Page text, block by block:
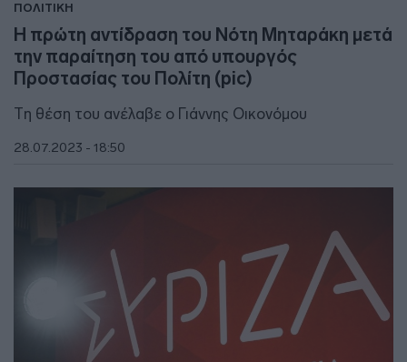
ΠΟΛΙΤΙΚΗ
Η πρώτη αντίδραση του Νότη Μηταράκη μετά
την παραίτηση του από υπουργός
Προστασίας του Πολίτη (pic)
Τη θέση του ανέλαβε ο Γιάννης Οικονόμου
28.07.2023 - 18:50